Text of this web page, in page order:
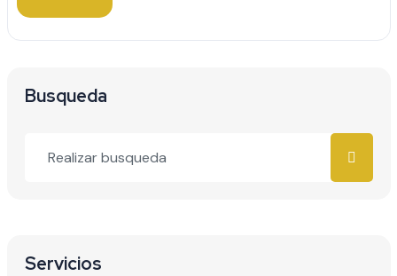
Busqueda
Servicios